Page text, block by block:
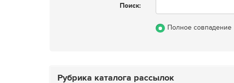
Поиск:
Полное совпадение
Рубрика каталога рассылок